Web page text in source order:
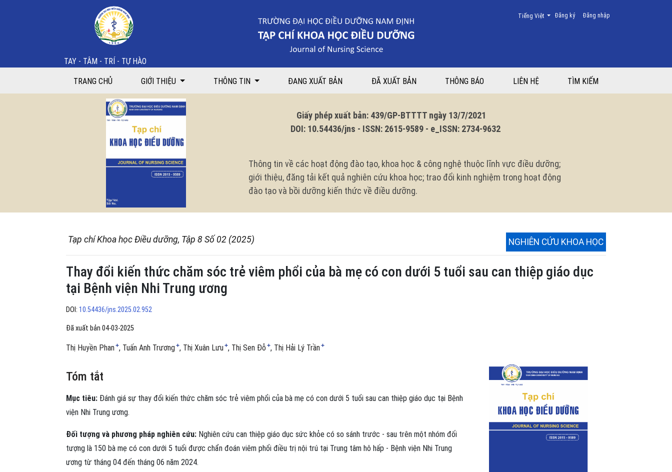
Thay đổi kiến thức chăm sóc trẻ viêm phổi của bà mẹ có con dưới 5 tuổi sau can thiệp giáo dục tại Bệnh viện Nhi Trung ương
TAY - TÂM - TRÍ - TỰ HÀO
Đăng ký Đăng nhập
Thay đổi ngôn ngữ. Ngôn ngữ hiện tại là:
Tiếng Việt
TRANG CHỦ GIỚI THIỆU THÔNG TIN ĐANG XUẤT BẢN ĐÃ XUẤT BẢN THÔNG BÁO LIÊN HỆ TÌM KIẾM
Giấy phép xuất bản: 439/GP-BTTTT ngày 13/7/2021
DOI: 10.54436/jns - ISSN: 2615-9589 - e_ISSN: 2734-9632
Thông tin về các hoạt động đào tạo, khoa học & công nghệ thuộc lĩnh vực điều dưỡng;
giới thiệu, đăng tải kết quả nghiên cứu khoa học; trao đổi kinh nghiệm trong hoạt động
đào tạo và bồi dưỡng kiến thức về điều dưỡng.
Tạp chí Khoa học Điều dưỡng, Tập 8 Số 02 (2025) NGHIÊN CỨU KHOA HỌC
Thay đổi kiến thức chăm sóc trẻ viêm phổi của bà mẹ có con dưới 5 tuổi sau can thiệp giáo dục
tại Bệnh viện Nhi Trung ương
DOI: 10.54436/jns.2025.02.952
Đã xuất bản 04-03-2025
Thị Huyền Phan+ Tuấn Anh Trương+ Thị Xuân Lưu+ Thị Sen Đỗ + Thị Hải Lý Trần+
Tóm tắt
Mục tiêu: Đánh giá sự thay đổi kiến thức chăm sóc trẻ viêm phổi của bà mẹ có con dưới 5 tuổi sau can thiệp giáo dục tại Bệnh
viện Nhi Trung ương.
Đối tượng và phương pháp nghiên cứu: Nghiên cứu can thiệp giáo dục sức khỏe có so sánh trước - sau trên một nhóm đối
tượng là 150 bà mẹ có con dưới 5 tuổi được chẩn đoán viêm phổi điều trị nội trú tại Trung tâm hô hấp - Bệnh viện Nhi Trung
ương từ tháng 04 đến tháng 06 năm 2024.